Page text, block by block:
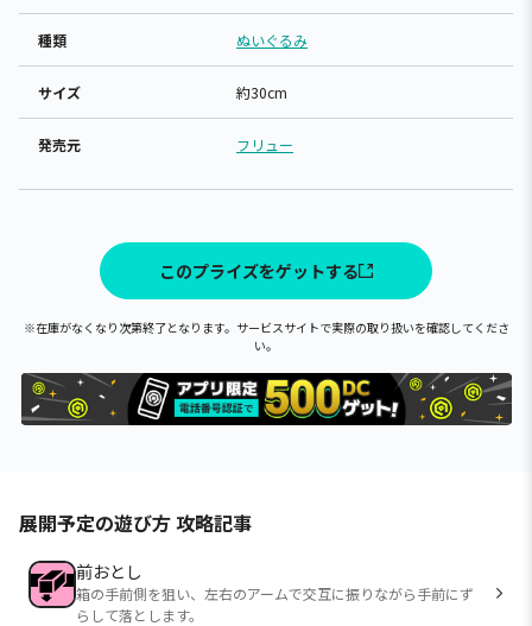
種類 ぬいぐるみ
サイズ 約30cm
発売元 フリュー
このプライズをゲットする
※在庫がなくなり次第終了となります。サービスサイトで実際の取り扱いを確認してくださ
い。
展開予定の遊び方 攻略記事
前おとし
箱の手前側を狙い、左右のアームで交互に振りながら手前にず
らして落とします。